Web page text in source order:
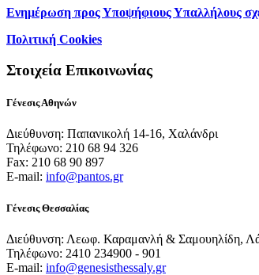
Ενημέρωση προς Υποψήφιους Υπαλλήλους
Πολιτική Cookies
Στοιχεία Επικοινωνίας
Γένεσις Αθηνών
Διεύθυνση: Παπανικολή 14-16, Χαλάνδρι
Τηλέφωνο: 210 68 94 326
Fax: 210 68 90 897
E-mail: info@pantos.gr
Γένεσις Θεσσαλίας
Διεύθυνση: Λεωφ. Καραμανλή & Σαμουηλίδη,
Τηλέφωνο: 2410 234900 - 901
E-mail: info@genesisthessaly.gr